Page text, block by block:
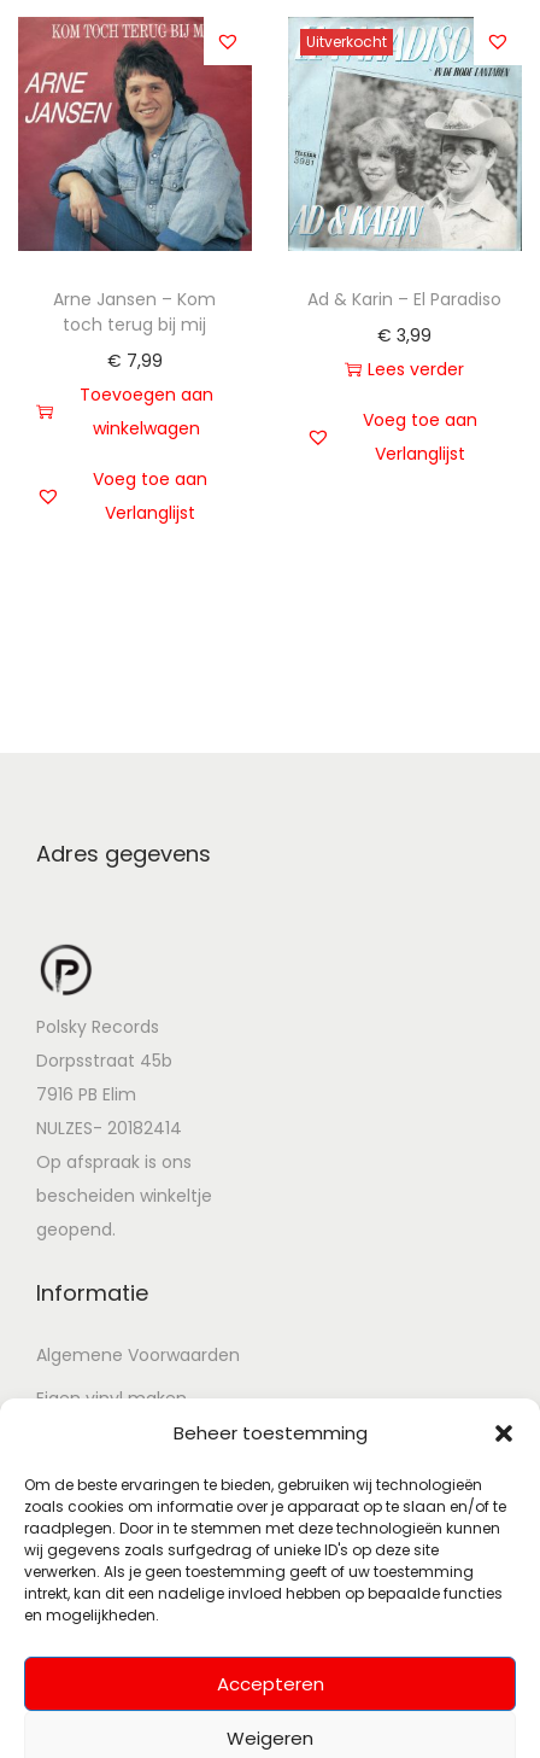
Beheer toestemming
Om de beste ervaringen te bieden, gebruiken wij technologieën
zoals cookies om informatie over je apparaat op te slaan en/of te
raadplegen. Door in te stemmen met deze technologieën kunnen
wij gegevens zoals surfgedrag of unieke ID's op deze site
verwerken. Als je geen toestemming geeft of uw toestemming
intrekt, kan dit een nadelige invloed hebben op bepaalde functies
en mogelijkheden.
Accepteren
Weigeren
Arne Jansen – Kom
toch terug bij mij
€ 7,99
Toevoegen aan
winkelwagen
Voeg toe aan
Verlanglijst
Uitverkocht
Ad & Karin – El Paradiso
€ 3,99
Lees verder
Voeg toe aan
Verlanglijst
Adres gegevens
Polsky Records
Dorpsstraat 45b
7916 PB Elim
NULZES- 20182414
Op afspraak is ons
bescheiden winkeltje
geopend.
Informatie
Algemene Voorwaarden
Eigen vinyl maken
Retour voorwaarden
Contact
Account
Mijn account
Wenslijst